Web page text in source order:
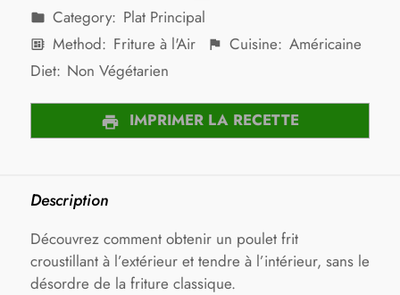
Category: Plat Principal
Method: Friture à l'Air Cuisine: Américaine
Diet: Non Végétarien
IMPRIMER LA RECETTE
Description
Découvrez comment obtenir un poulet frit
croustillant à l’extérieur et tendre à l’intérieur, sans le
désordre de la friture classique.